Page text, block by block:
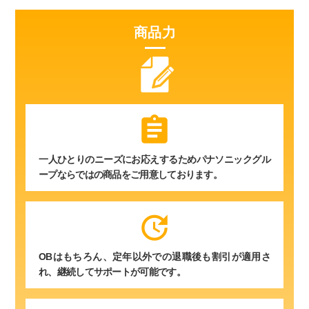
商品力
assignment
一人ひとりのニーズにお応えするためパナソニックグル
ープならではの商品をご用意しております。
update
OBはもちろん、定年以外での退職後も割引が適用さ
れ、継続してサポートが可能です。